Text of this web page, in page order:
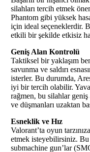
silahları tercih etmek
Phantom gibi yüksek
için ideal seçeneklerdir.
etkili bir şekilde etkisiz
Geniş Alan Kontrolü
Taktiksel bir yaklaşım
savunma ve saldırı
isterler. Bu durumda,
iyi bir tercih olabilir.
rağmen, bu silahlar
ve düşmanları uzaktan
Esneklik ve Hız
Valorant’ta oyun
etmek isteyebilirsiniz.
submachine gun’lar